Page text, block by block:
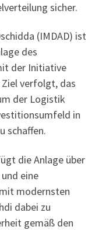
sicher.
(IMDAD) ist
des
der Initiative
Ziel verfolgt, das
der Logistik
in
schaffen.
die Anlage über
eine
modernsten
dabei zu
gemäß den